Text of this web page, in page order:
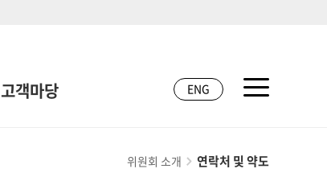
고객마당 ENG
위원회 소개 연락처 및 약도